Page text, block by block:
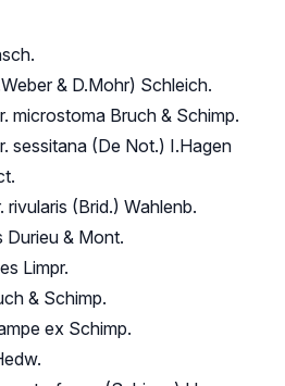
& D.Mohr) Schleich.
microstoma Bruch & Schimp.
sessitana (De Not.) I.Hagen
rivularis (Brid.) Wahlenb.
Durieu & Mont.
Limpr.
& Schimp.
ex Schimp.